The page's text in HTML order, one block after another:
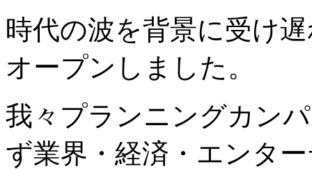
時代の波を背景に受け
オープンしました。
我々プランニングカン
ず業界・経済・エンタ